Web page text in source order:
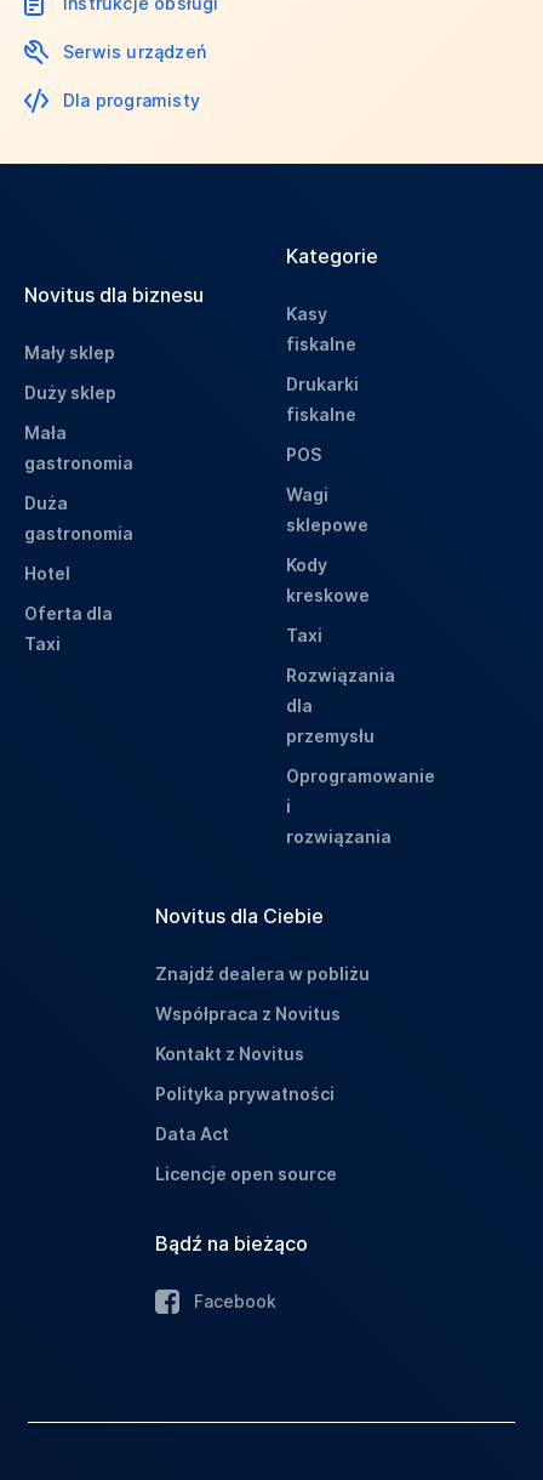
Serwis urządzeń
Dla programisty
Novitus dla biznesu
Mały sklep
Duży sklep
Mała
gastronomia
Duża
gastronomia
Hotel
Oferta dla
Taxi
Kategorie
Kasy
fiskalne
Drukarki
fiskalne
POS
Wagi
sklepowe
Kody
kreskowe
Taxi
Rozwiązania
dla
przemysłu
Oprogramowanie
i
rozwiązania
Novitus dla Ciebie
Znajdź dealera w pobliżu
Współpraca z Novitus
Kontakt z Novitus
Polityka prywatności
Data Act
Licencje open source
Bądź na bieżąco
Facebook